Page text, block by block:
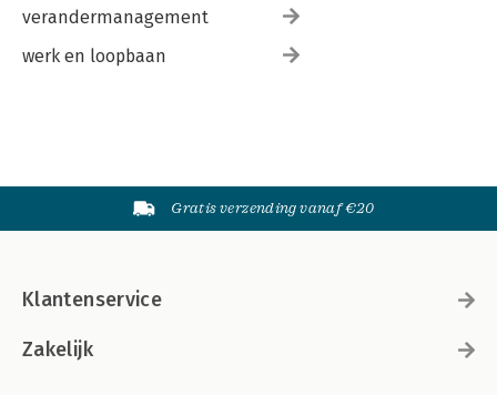
verandermanagement
werk en loopbaan
Gratis verzending vanaf €20
Klantenservice
Zakelijk